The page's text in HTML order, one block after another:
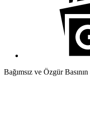
Bağımsız ve Özgür Basının